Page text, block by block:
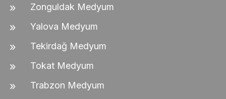
Zonguldak Medyum
Yalova Medyum
Tekirdağ Medyum
Tokat Medyum
Trabzon Medyum